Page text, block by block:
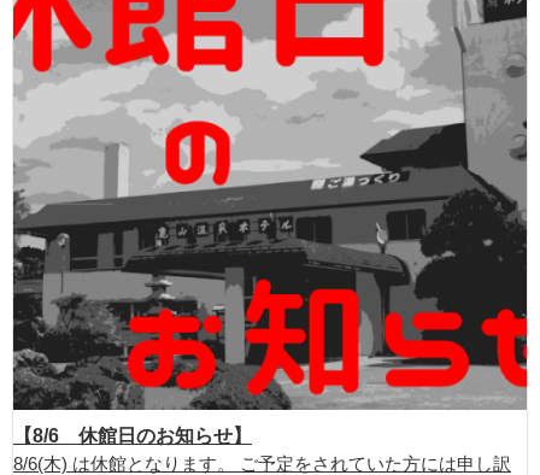
【8/6 休館日のお知らせ】
8/6(木) は休館となります。 ご予定をされていた方には申し訳